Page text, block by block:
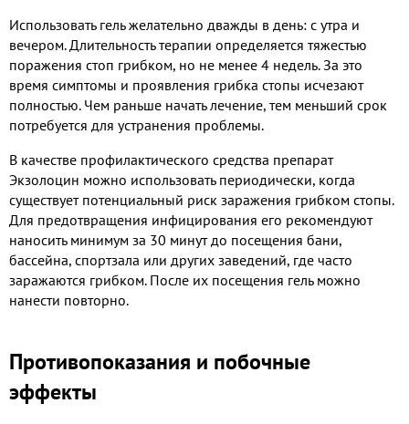
Использовать гель желательно дважды в день: с утра и
вечером. Длительность терапии определяется тяжестью
поражения стоп грибком, но не менее 4 недель. За это
время симптомы и проявления грибка стопы исчезают
полностью. Чем раньше начать лечение, тем меньший срок
потребуется для устранения проблемы.
В качестве профилактического средства препарат
Экзолоцин можно использовать периодически, когда
существует потенциальный риск заражения грибком стопы.
Для предотвращения инфицирования его рекомендуют
наносить минимум за 30 минут до посещения бани,
бассейна, спортзала или других заведений, где часто
заражаются грибком. После их посещения гель можно
нанести повторно.
Противопоказания и побочные
эффекты